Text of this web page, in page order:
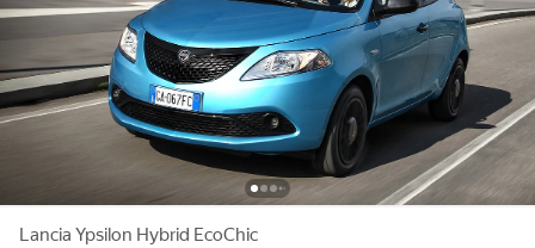
Lancia Ypsilon Hybrid EcoChic